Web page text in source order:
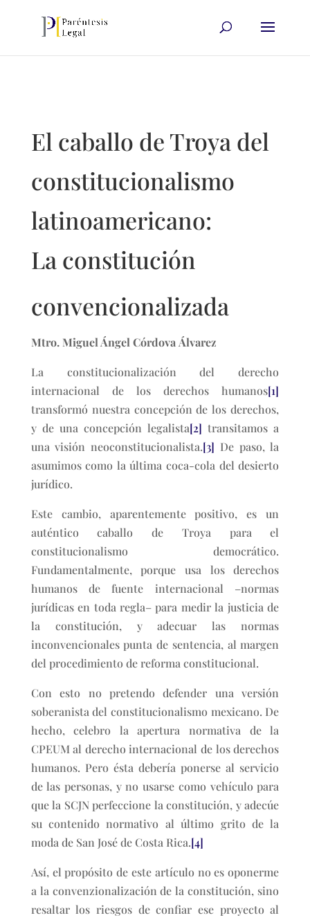
El caballo de Troya del
constitucionalismo
latinoamericano:
La constitución
convencionalizada
Mtro. Miguel Ángel Córdova Álvarez
La constitucionalización del derecho
internacional de los derechos humanos[1]
transformó nuestra concepción de los derechos,
y de una concepción legalista[2] transitamos a
una visión neoconstitucionalista.[3] De paso, la
asumimos como la última coca-cola del desierto
jurídico.
Este cambio, aparentemente positivo, es un
auténtico caballo de Troya para el
constitucionalismo democrático.
Fundamentalmente, porque usa los derechos
humanos de fuente internacional –normas
jurídicas en toda regla– para medir la justicia de
la constitución, y adecuar las normas
inconvencionales punta de sentencia, al margen
del procedimiento de reforma constitucional.
Con esto no pretendo defender una versión
soberanista del constitucionalismo mexicano. De
hecho, celebro la apertura normativa de la
CPEUM al derecho internacional de los derechos
humanos. Pero ésta debería ponerse al servicio
de las personas, y no usarse como vehículo para
que la SCJN perfeccione la constitución, y adecúe
su contenido normativo al último grito de la
moda de San José de Costa Rica.[4]
Así, el propósito de este artículo no es oponerme
a la convenzionalización de la constitución, sino
resaltar los riesgos de confiar ese proyecto al